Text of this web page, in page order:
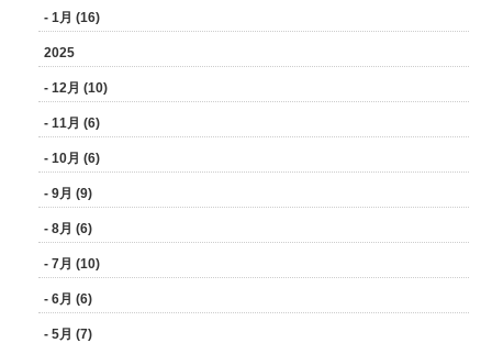
- 1月 (16)
2025
- 12月 (10)
- 11月 (6)
- 10月 (6)
- 9月 (9)
- 8月 (6)
- 7月 (10)
- 6月 (6)
- 5月 (7)